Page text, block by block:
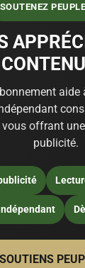
SOUTENEZ
aide
offrant
publicité.